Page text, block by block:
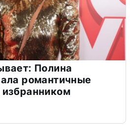
Полина
романтичные